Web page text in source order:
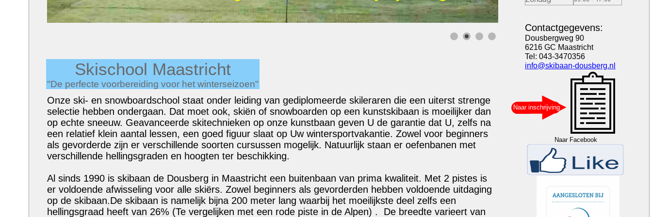
Onze ski- en snowboardschool staat onder leiding van gediplomeerde skileraren die een uiterst strenge
selectie hebben ondergaan. Dat moet ook, skiën of snowboarden op een kunstskibaan is moeilijker dan
op echte sneeuw. Geavanceerde skitechnieken op onze kunstbaan geven U de garantie dat U, zelfs na
een relatief klein aantal lessen, een goed figuur slaat op Uw wintersportvakantie. Zowel voor beginners
als gevorderde zijn er verschillende soorten cursussen mogelijk. Natuurlijk staan er oefenbanen met
verschillende hellingsgraden en hoogten ter beschikking.
Al sinds 1990 is skibaan de Dousberg in Maastricht een buitenbaan van prima kwaliteit. Met 2 pistes is
er voldoende afwisseling voor alle skiërs. Zowel beginners als gevorderden hebben voldoende uitdaging
op de skibaan.De skibaan is namelijk bijna 200 meter lang waarbij het moeilijkste deel zelfs een
hellingsgraad heeft van 26% (Te vergelijken met een rode piste in de Alpen) . De breedte varieert van
Contactgegevens:
Dousbergweg 90
6216 GC Maastricht
Tel: 043-3470356
info@skibaan-dousberg.nl
Naar Facebook
Naar inschrijving
Skischool Maastricht
"De perfecte voorbereiding voor het winterseizoen"